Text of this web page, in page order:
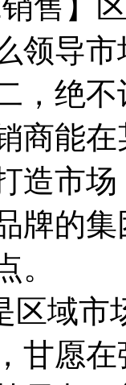
领导
，绝
商能
造市
牌的
。
域市
甘愿